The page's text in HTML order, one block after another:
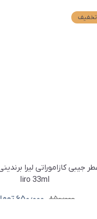
تخفیف
liro 33ml
۸۵۰٫۰۰۰ ۶۵۰٫۰۰۰